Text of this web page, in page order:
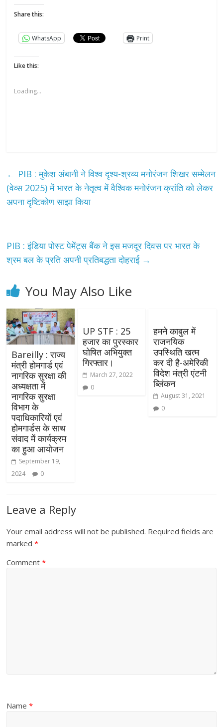
Share this:
WhatsApp Print
Like this:
Loading...
← PIB : मुकेश अंबानी ने विश्व दृश्य-श्रव्य मनोरंजन शिखर सम्मेलन
(वेव्स 2025) में भारत के नेतृत्व में वैश्विक मनोरंजन क्रांति को लेकर
अपना दृष्टिकोण साझा किया
PIB : इंडिया पोस्ट पेमेंट्स बैंक ने इस मजदूर दिवस पर भारत के
श्रम बल के प्रति अपनी प्रतिबद्धता दोहराई →
You May Also Like
Bareilly : राज्य
मंत्री होमगार्ड एवं
नागरिक सुरक्षा की
अध्यक्षता में
नागरिक सुरक्षा
विभाग के
पदाधिकारियों एवं
होमगार्डस के साथ
संवाद में कार्यक्रम
का हुआ आयोजन
September 19,
2024
0
UP STF : 25
हजार का पुरस्कार
घोषित अभियुक्त
गिरफ्तार।
March 27, 2022
0
हमने काबुल में
राजनयिक
उपस्थिति खत्म
कर दी है-अमेरिकी
विदेश मंत्री एंटनी
ब्लिंकन
August 31, 2021
0
Leave a Reply
Your email address will not be published. Required fields are
marked*
Comment*
Name*